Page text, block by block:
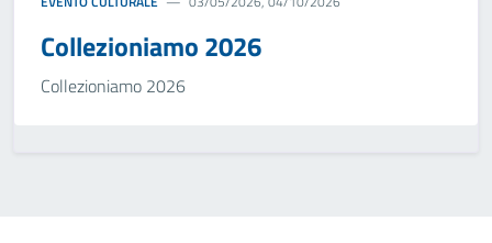
Collezioniamo 2026
Collezioniamo 2026